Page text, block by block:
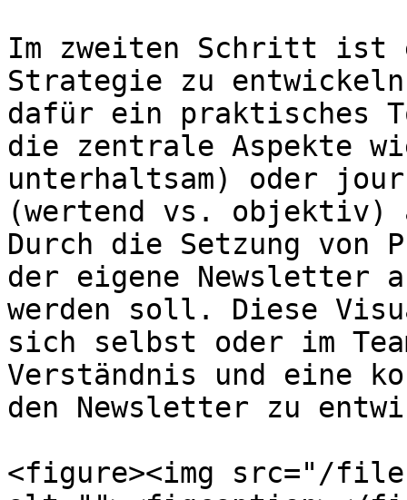
Im zweiten Schritt ist
Strategie zu
dafür ein praktisches
die zentrale Aspekte
unterhaltsam) oder
(wertend vs. objektiv)
Durch die Setzung von
der eigene Newsletter
werden soll. Diese
sich selbst oder im
Verständnis und eine
den Newsletter zu
<figure><img src="/